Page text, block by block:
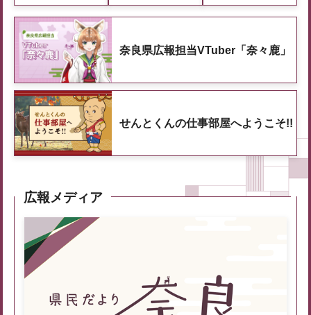
奈良県広報担当VTuber「奈々鹿」
せんとくんの仕事部屋へようこそ!!
広報メディア